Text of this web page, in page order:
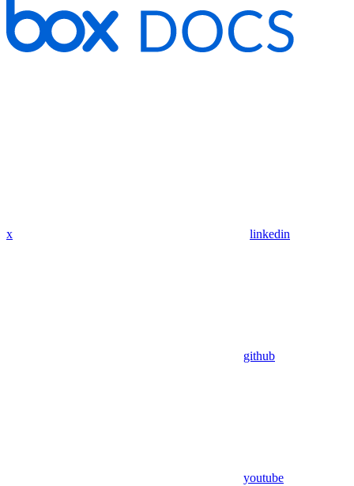
x linkedin
github
youtube